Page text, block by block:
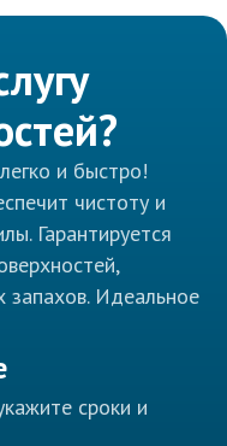
и быстро!
чистоту и
Гарантируется
запахов. Идеальное
сроки и